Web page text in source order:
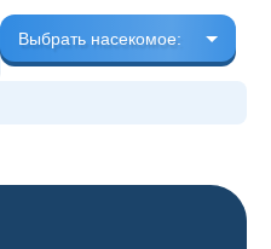
Выбрать насекомое: